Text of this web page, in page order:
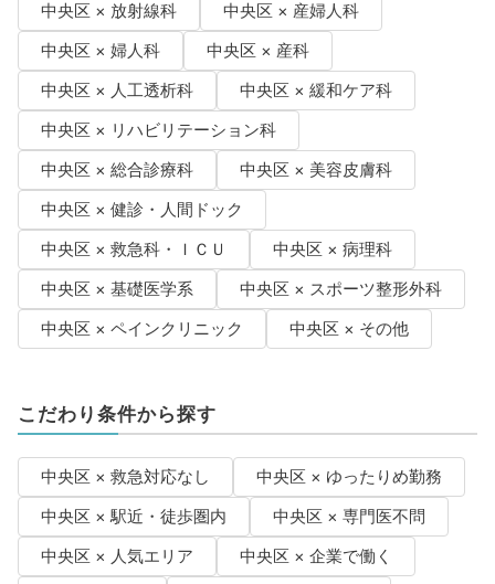
中央区 × 放射線科
中央区 × 産婦人科
中央区 × 婦人科
中央区 × 産科
中央区 × 人工透析科
中央区 × 緩和ケア科
中央区 × リハビリテーション科
中央区 × 総合診療科
中央区 × 美容皮膚科
中央区 × 健診・人間ドック
中央区 × 救急科・ＩＣＵ
中央区 × 病理科
中央区 × 基礎医学系
中央区 × スポーツ整形外科
中央区 × ペインクリニック
中央区 × その他
こだわり条件から探す
中央区 × 救急対応なし
中央区 × ゆったりめ勤務
中央区 × 駅近・徒歩圏内
中央区 × 専門医不問
中央区 × 人気エリア
中央区 × 企業で働く